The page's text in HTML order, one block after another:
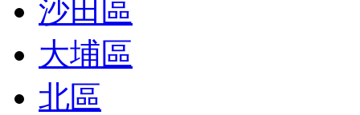
沙田區
大埔區
北區